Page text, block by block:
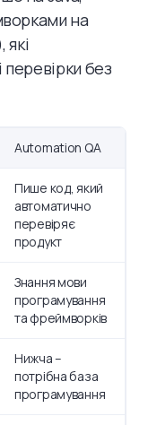
на
без
Automation QA
Пише код, який
автоматично
перевіряє
продукт
Знання мови
програмування
та фреймворків
Нижча –
потрібна база
програмування